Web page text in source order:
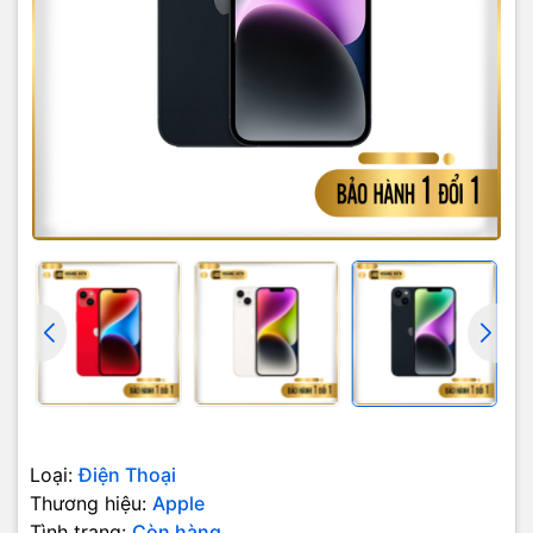
Loại: Điện Thoại
Thương hiệu: Apple
Thiết kế sang trọng, màn hình 6.1
inch sắc nét, sống động
Từ dòng iPhone 12 Series, Apple đã mang đến cho iPhone
kiểu dáng thiết kế sang trọng từ những góc cạnh vuông
vức. Năm nay, dòng iPhone 14 Series có thiết kế không
thay đổi quá nhiều. Phần lưng máy phẳng, các cạnh
vuông mang phong cách của những chiếc iPhone 5 đời
đầu. Máy có trọng lượng chỉ khoảng 172g và độ dày
7.8mm, tạo cảm giác thoải mái khi cầm trên tay sử dụng.
iPhone 14 ánh lên vẻ đẹp hiện đại, sang trọng từ mọi góc